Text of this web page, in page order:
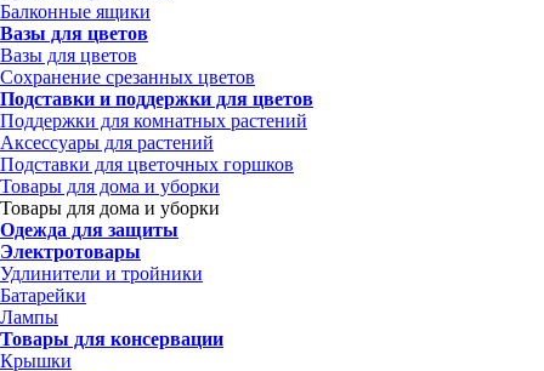
Балконные ящики
Вазы для цветов
Вазы для цветов
Сохранение срезанных цветов
Подставки и поддержки для цветов
Поддержки для комнатных растений
Аксессуары для растений
Подставки для цветочных горшков
Товары для дома и уборки
Товары для дома и уборки
Одежда для защиты
Электротовары
Удлинители и тройники
Батарейки
Лампы
Товары для консервации
Крышки